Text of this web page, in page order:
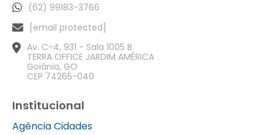
(62) 99183-3766
[email protected]
Av. C-4, 931 - Sala 1005 B
TERRA OFFICE JARDIM AMÉRICA
Goiânia, GO
CEP 74265-040
Institucional
Agência Cidades